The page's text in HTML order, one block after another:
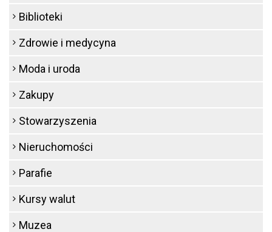
Biblioteki
Zdrowie i medycyna
Moda i uroda
Zakupy
Stowarzyszenia
Nieruchomości
Parafie
Kursy walut
Muzea